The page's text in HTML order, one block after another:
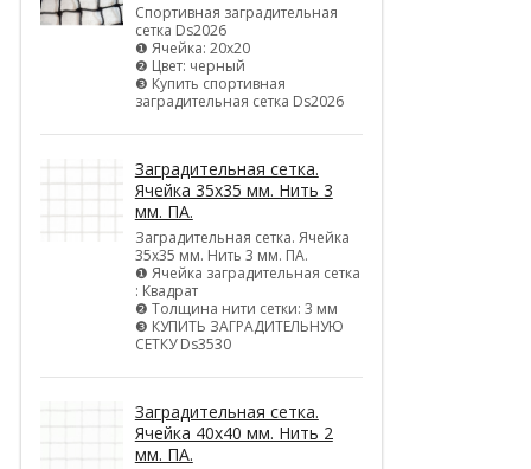
Спортивная заградительная
сетка Ds2026
❶ Ячейка: 20х20
❷ Цвет: черный
❸ Купить спортивная
заградительная сетка Ds2026
Заградительная сетка.
Ячейка 35х35 мм. Нить 3
мм. ПА.
Заградительная сетка. Ячейка
35х35 мм. Нить 3 мм. ПА.
❶ Ячейка заградительная сетка
: Квадрат
❷ Толщина нити сетки: 3 мм
❸ КУПИТЬ ЗАГРАДИТЕЛЬНУЮ
СЕТКУ Ds3530
Заградительная сетка.
Ячейка 40х40 мм. Нить 2
мм. ПА.